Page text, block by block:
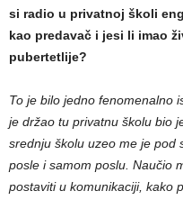
si radio u privatnoj školi
kao predavač i jesi li imao
pubertetlije?
To je bilo jedno fenomenalno
je držao tu privatnu školu bio
srednju školu uzeo me je pod
posle i samom poslu. Naučio
postaviti u komunikaciji, kako